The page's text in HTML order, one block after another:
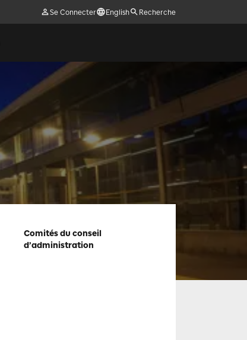
Se Connecter English Recherche
Comités du conseil
d’administration